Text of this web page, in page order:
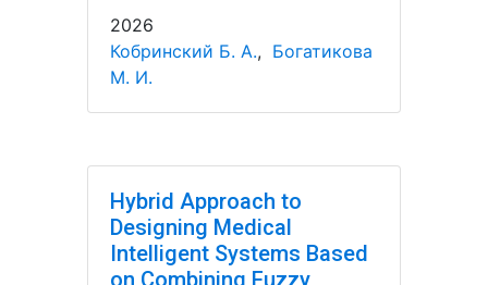
2026
Кобринский Б. А., Богатикова
М. И.
Hybrid Approach to
Designing Medical
Intelligent Systems Based
on Combining Fuzzy